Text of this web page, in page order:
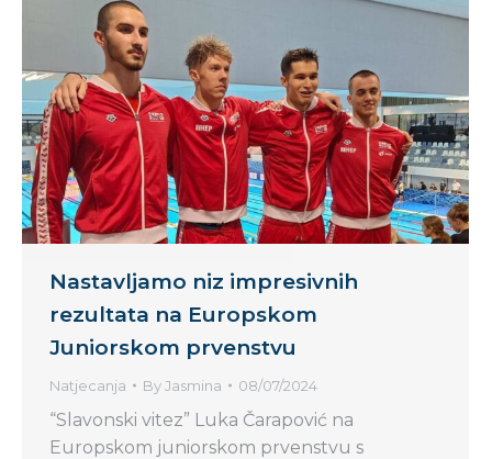
Nastavljamo niz impresivnih
rezultata na Europskom
Juniorskom prvenstvu
Natjecanja ByJasmina 08/07/2024
“Slavonski vitez” Luka Čarapović na
Europskom juniorskom prvenstvu s